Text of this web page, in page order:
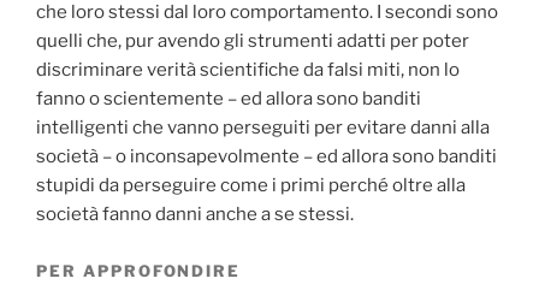
che loro stessi dal loro comportamento. I secondi sono
quelli che, pur avendo gli strumenti adatti per poter
discriminare verità scientifiche da falsi miti, non lo
fanno o scientemente – ed allora sono banditi
intelligenti che vanno perseguiti per evitare danni alla
società – o inconsapevolmente – ed allora sono banditi
stupidi da perseguire come i primi perché oltre alla
società fanno danni anche a se stessi.
PER APPROFONDIRE